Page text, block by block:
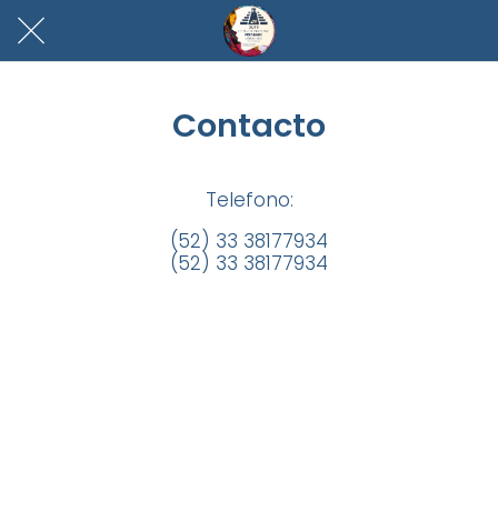
Contacto
Telefono:
(52) 33 38177934
(52) 33 38177934